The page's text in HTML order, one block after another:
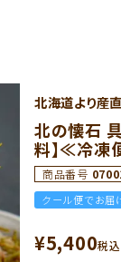
北海道より産直
北の懐石
料】≪冷凍
商品番号
クール便でお届
¥5,400税込